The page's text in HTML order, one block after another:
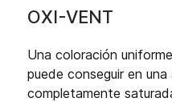
OXI-VENT
Una coloración
puede conseguir en
completamente